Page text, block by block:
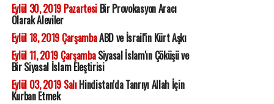
Eylül 30, 2019 PazartesiBir Provokasyon Aracı
Olarak Aleviler
Eylül 18, 2019 ÇarşambaABD ve İsrail'in Kürt Aşkı
Eylül 11, 2019 ÇarşambaSiyasal İslam'ın Çöküşü ve
Bir Siyasal İslam Eleştirisi
Eylül 03, 2019 SalıHindistan'da Tanrıyı Allah İçin
Kurban Etmek